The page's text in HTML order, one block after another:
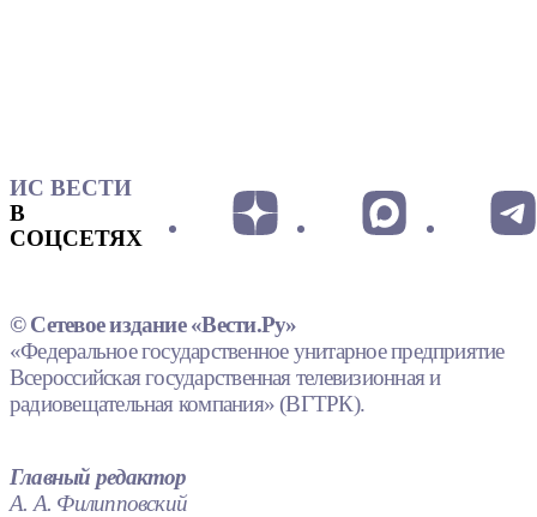
ИС ВЕСТИ
В
СОЦСЕТЯХ
© Сетевое издание «Вести.Ру»
«Федеральное государственное унитарное предприятие
Всероссийская государственная телевизионная и
радиовещательная компания» (ВГТРК).
Главный редактор
А. А. Филипповский